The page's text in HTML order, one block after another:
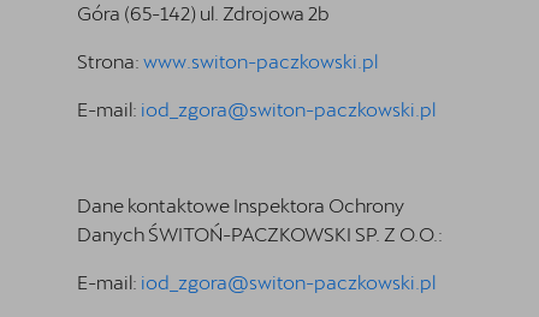
Góra (65-142) ul. Zdrojowa 2b
Strona: www.switon-paczkowski.pl
E-mail: iod_zgora@switon-paczkowski.pl
Dane kontaktowe Inspektora Ochrony
Danych ŚWITOŃ-PACZKOWSKI SP. Z O.O. :
E-mail: iod_zgora@switon-paczkowski.pl